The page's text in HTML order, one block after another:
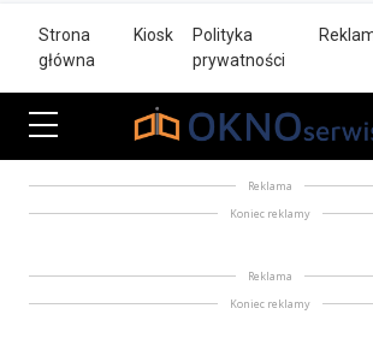
Strona
główna
Kiosk
Polityka
prywatności
Reklama
Koniec reklamy
Reklama
Koniec reklamy